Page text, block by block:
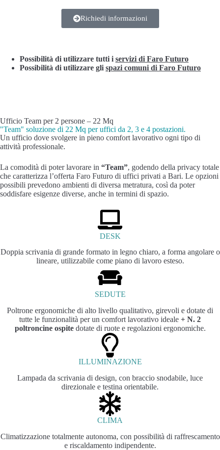
Richiedi informazioni
Possibilità di utilizzare tutti i servizi di Faro Futuro
Possibilità di utilizzare gli spazi comuni di Faro Futuro
Ufficio Team per 2 persone – 22 Mq
"Team" soluzione di 22 Mq per uffici da 2, 3 e 4 postazioni.
Un ufficio dove svolgere in pieno comfort lavorativo ogni tipo di
attività professionale.
La comodità di poter lavorare in “Team”, godendo della privacy totale
che caratterizza l’offerta Faro Futuro di uffici privati a Bari. Le opzioni
possibili prevedono ambienti di diversa metratura, così da poter
soddisfare esigenze diverse, anche in termini di spazio.
DESK
Doppia scrivania di grande formato in legno chiaro, a forma angolare o
lineare, utilizzabile come piano di lavoro esteso.
SEDUTE
Poltrone ergonomiche di alto livello qualitativo, girevoli e dotate di
tutte le funzionalità per un comfort lavorativo ideale + N. 2
poltroncine ospitedotate di ruote e regolazioni ergonomiche.
ILLUMINAZIONE
Lampada da scrivania di design, con braccio snodabile, luce
direzionale e testina orientabile.
CLIMA
Climatizzazione totalmente autonoma, con possibilità di raffrescamento
e riscaldamento indipendente.